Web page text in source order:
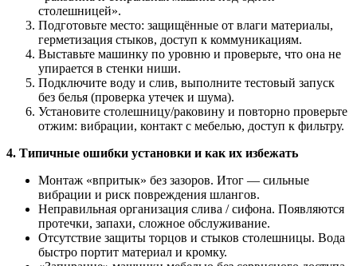
столешницей».
Подготовьте место: защищённые от влаги материалы,
герметизация стыков, доступ к коммуникациям.
Выставьте машинку по уровню и проверьте, что она не
упирается в стенки ниши.
Подключите воду и слив, выполните тестовый запуск
без белья (проверка утечек и шума).
Установите столешницу/раковину и повторно проверьте
отжим: вибрации, контакт с мебелью, доступ к фильтру.
4. Типичные ошибки установки и как их избежать
Монтаж «впритык» без зазоров. Итог — сильные
вибрации и риск повреждения шлангов.
Неправильная организация слива / сифона. Появляются
протечки, запахи, сложное обслуживание.
Отсутствие защиты торцов и стыков столешницы. Вода
быстро портит материал и кромку.